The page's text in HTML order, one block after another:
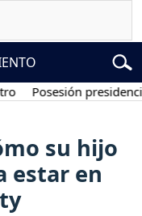
Posesión presidencial
su hijo
estar en